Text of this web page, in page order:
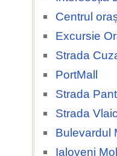
Centrul
Excursie
Strada
PortMall
Strada
Strada
Bulevardul
Ialoveni